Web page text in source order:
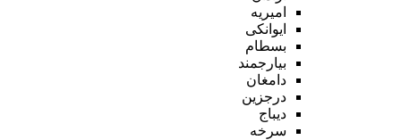
امیریه
ایوانکی
بسطام
بیارجمند
دامغان
درجزین
دیباج
سرخه